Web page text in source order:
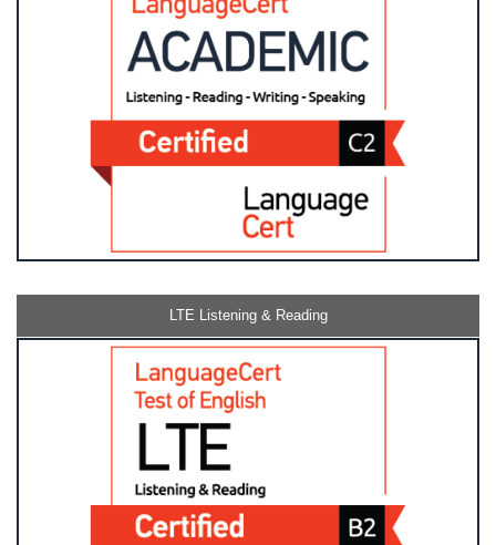
LTE Listening & Reading